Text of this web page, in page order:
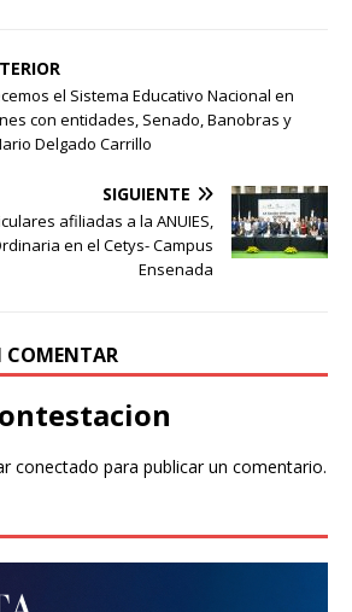
el Sistema Educativo Nacional en
con entidades, Senado, Banobras y
Delgado Carrillo
SIGUIENTE
afiliadas a la ANUIES,
en el Cetys- Campus
Ensenada
COMENTAR
conectado para publicar un comentario.